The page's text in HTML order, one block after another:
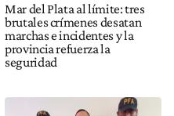
Mar del Plata al límite: tres
brutales crímenes desatan
marchas e incidentes y la
provincia refuerza la
seguridad